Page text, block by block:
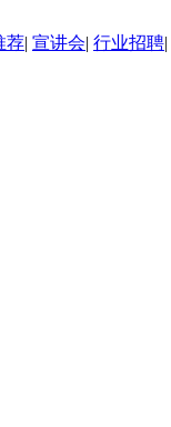
荐| 宣讲会| 行业招聘|